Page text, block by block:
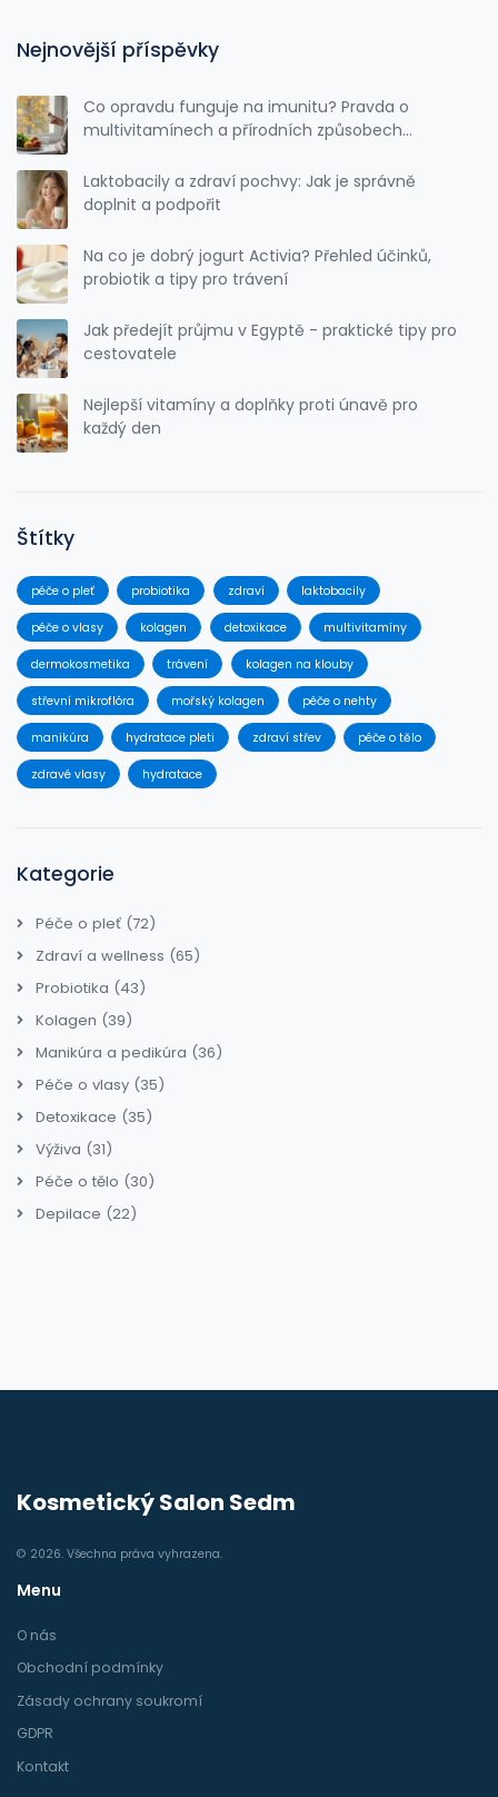
Nejnovější příspěvky
Co opravdu funguje na imunitu? Pravda o
multivitamínech a přírodních způsobech
Laktobacily a zdraví pochvy: Jak je správně
doplnit a podpořit
Na co je dobrý jogurt Activia? Přehled účinků,
probiotik a tipy pro trávení
Jak předejít průjmu v Egyptě - praktické tipy pro
cestovatele
Nejlepší vitamíny a doplňky proti únavě pro
každý den
Štítky
péče o pleť probiotika zdraví laktobacily
péče o vlasy kolagen detoxikace multivitamíny
dermokosmetika trávení kolagen na klouby
střevní mikroflóra mořský kolagen péče o nehty
manikúra hydratace pleti zdraví střev péče o tělo
zdravé vlasy hydratace
Kategorie
Péče o pleť (72)
Zdraví a wellness (65)
Probiotika (43)
Kolagen (39)
Manikúra a pedikúra (36)
Péče o vlasy (35)
Detoxikace (35)
Výživa (31)
Péče o tělo (30)
Depilace (22)
Kosmetický Salon Sedm
© 2026. Všechna práva vyhrazena.
Menu
O nás
Obchodní podmínky
Zásady ochrany soukromí
GDPR
Kontakt